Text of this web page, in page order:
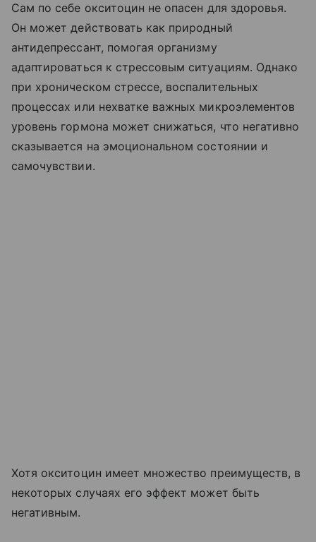
Сам по себе окситоцин не опасен для здоровья.
Он может действовать как природный
антидепрессант, помогая организму
адаптироваться к стрессовым ситуациям. Однако
при хроническом стрессе, воспалительных
процессах или нехватке важных микроэлементов
уровень гормона может снижаться, что негативно
сказывается на эмоциональном состоянии и
самочувствии.
Хотя окситоцин имеет множество преимуществ, в
некоторых случаях его эффект может быть
негативным.